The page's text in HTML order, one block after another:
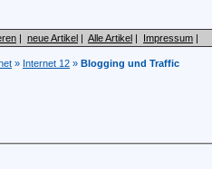
| neue Artikel | Alle Artikel | Impressum |
» Internet 12 » Blogging und Traffic